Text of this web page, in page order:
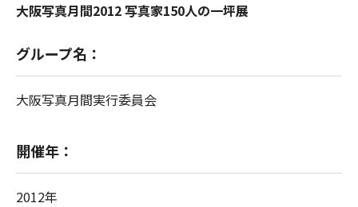
大阪写真月間2012 写真家150人の一坪展
グループ名：
大阪写真月間実行委員会
開催年：
2012年